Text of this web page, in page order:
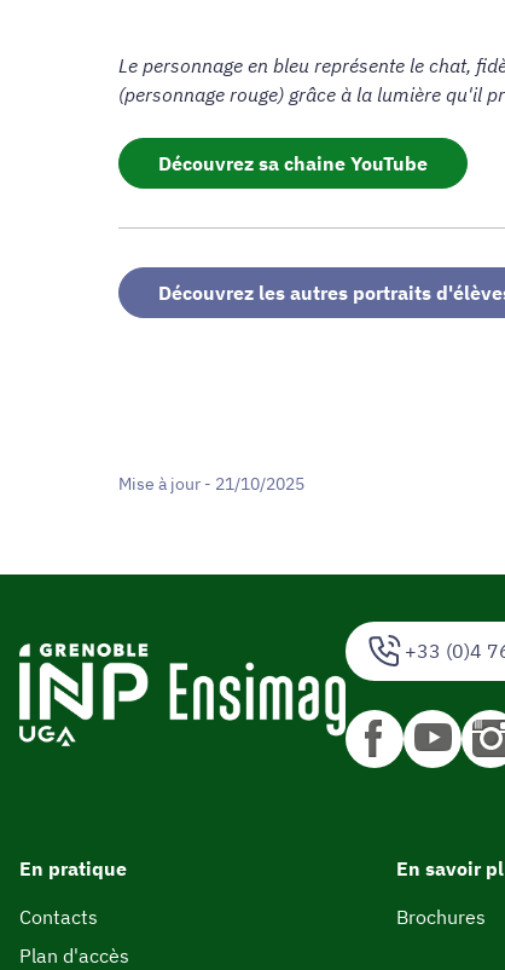
Le personnage en bleu représente le chat,
(personnage rouge) grâce à la lumière qu'il
Découvrez sa chaine YouTube
Découvrez les autres portraits
Mise à jour - 21/10/2025
+33 (0)4
En pratique
Contacts
Plan d'accès
En savoir
Brochures